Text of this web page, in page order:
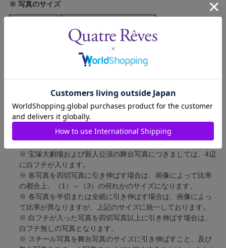
※ 写真のサイズ
短辺 127mm × 長辺 178mm
短辺 217mm × 長辺 305mm
半切写真
短辺 305mm × 長辺 432mm
全紙写真
短辺 402mm × 長辺 559mm
※ 宝塚大劇場および新人公演の舞台写真につきましては、4辺
に白フチが入ります。
※ 各写真を四切写真に引き伸ばす場合は、画像によって比率
の都合上、（1）～（3）の何れかのサイズになります。
※ 各写真を半切または全紙に引き伸ばす場合は、画像によっ
て比率が異なりますが、上記のサイズに統一しております。
※ 白フチが入った写真を四切写真以上に引き伸ばす場合は、
白フチ無しの写真となります。
※ スチール写真を舞台写真のサイズに引き伸ばすこと、及び